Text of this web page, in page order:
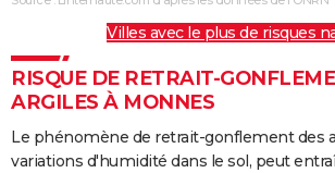
Villes avec le plus de risques
RISQUE DE RETRAIT-
ARGILES À MONNES
Le phénomène de retrait-gonflement des
variations d'humidité dans le sol, peut